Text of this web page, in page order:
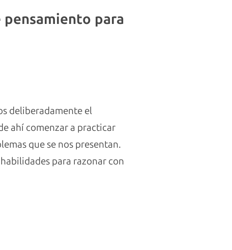
para
deliberadamente el
ahí comenzar a practicar
que se nos presentan.
para razonar con